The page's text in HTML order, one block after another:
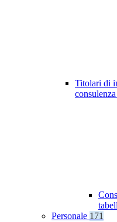
Titolari di
consulenza
Personale 171